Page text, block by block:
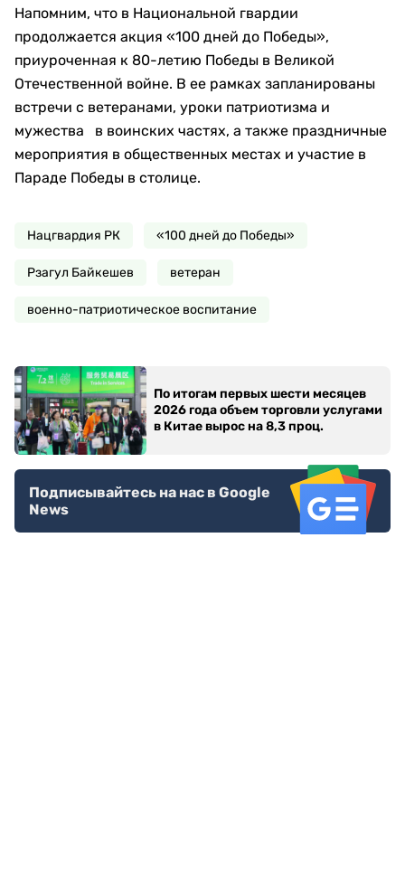
Напомним, что в Национальной гвардии
продолжается акция «100 дней до Победы»,
приуроченная к 80-летию Победы в Великой
Отечественной войне. В ее рамках запланированы
встречи с ветеранами, уроки патриотизма и
мужества в воинских частях, а также праздничные
мероприятия в общественных местах и участие в
Параде Победы в столице.
Нацгвардия РК «100 дней до Победы»
Рзагул Байкешев ветеран
военно-патриотическое воспитание
По итогам первых шести месяцев
2026 года объем торговли услугами
в Китае вырос на 8,3 проц.
Подписывайтесь на нас в Google
News